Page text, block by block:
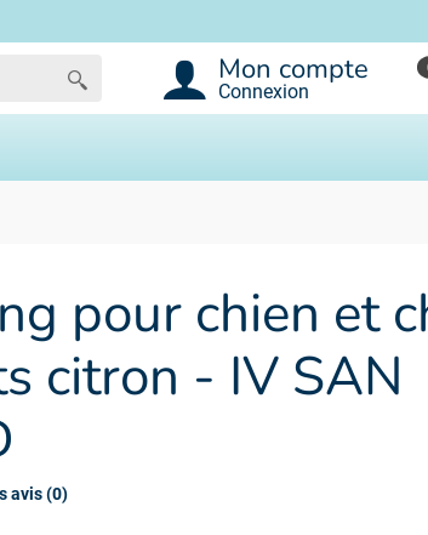
Mon compte
Connexion
pour chien et
citron - IV SAN
avis (0)